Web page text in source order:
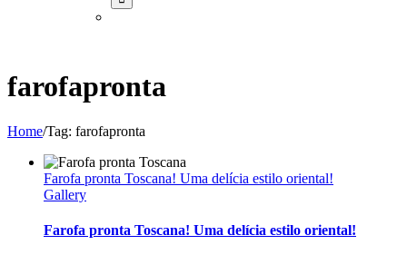
farofapronta
Home/Tag: farofapronta
Farofa pronta Toscana! Uma delícia estilo oriental!
Gallery
Farofa pronta Toscana! Uma delícia estilo oriental!